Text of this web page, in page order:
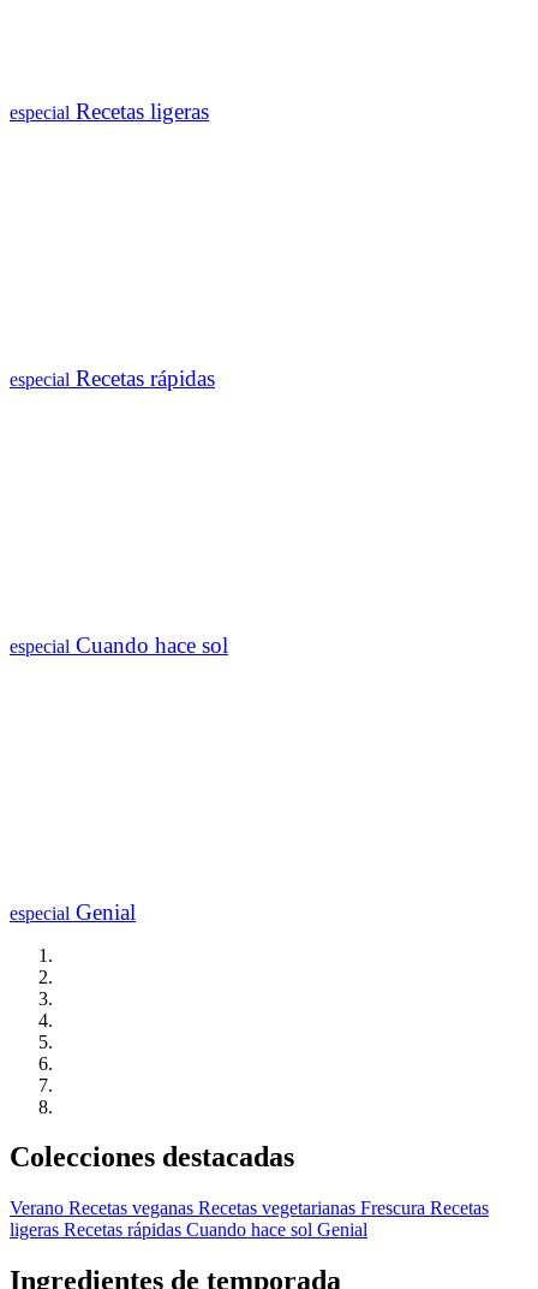
especial Recetas ligeras
especial Recetas rápidas
especial Cuando hace sol
especial Genial
Colecciones destacadas
Verano Recetas veganas Recetas vegetarianas Frescura Recetas
ligeras Recetas rápidas Cuando hace sol Genial
Ingredientes de temporada